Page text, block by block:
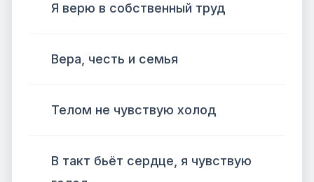
Я верю в собственный труд
Вера, честь и семья
Телом не чувствую холод
В такт бьёт сердце, я чувствую